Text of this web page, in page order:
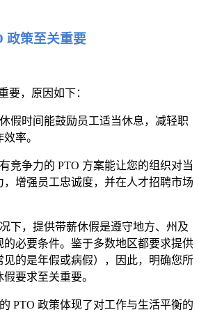
政策至关重要
要，原因如下：
假时间能鼓励员工适当休息，减轻职
率。
竞争力的 PTO 方案能让您的组织对当
，增强员工忠诚度，并在人才招聘市场
下，提供带薪休假是遵守地方、州及
必要条件。鉴于多数地区都要求提供
见的是年假或病假），因此，明确您所
要求至关重要。
PTO 政策体现了对工作与生活平衡的